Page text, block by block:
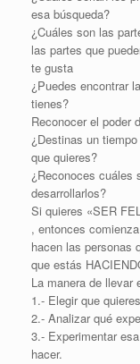
esa búsqueda?
¿Cuáles son las
las partes que
te gusta
¿Puedes encontrar
tienes?
Reconocer el poder
¿Destinas un
que quieres?
¿Reconoces cuáles
desarrollarlos?
Si quieres «SER
, entonces
hacen las personas
que estás
La manera de llevar
1.- Elegir que
2.- Analizar qué
3.- Experimentar
hacer.